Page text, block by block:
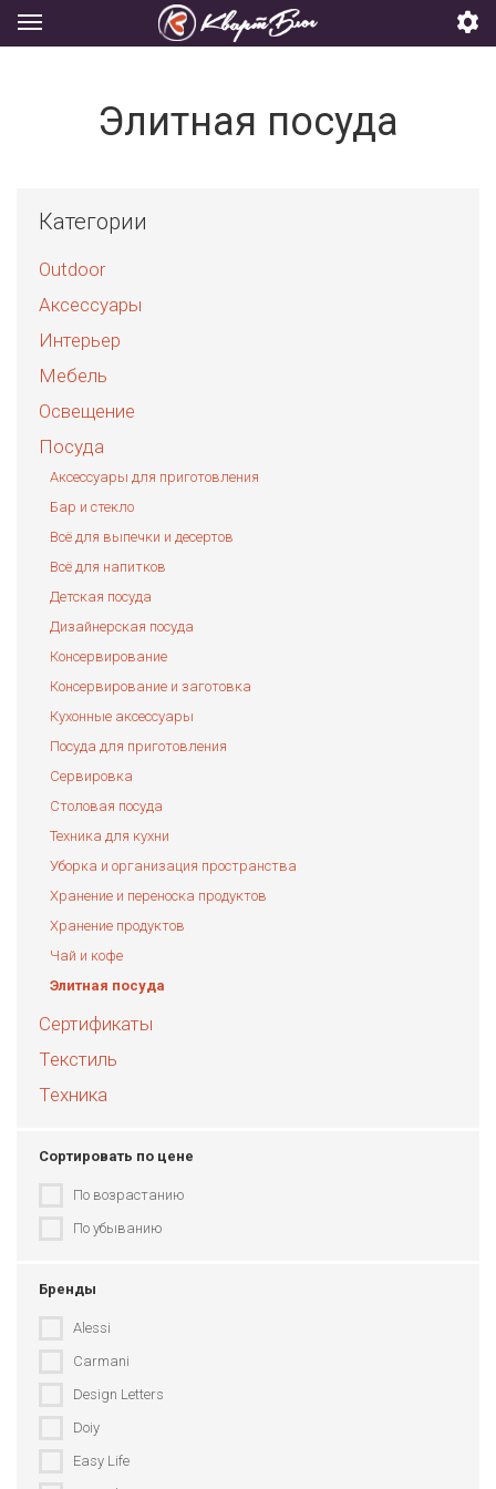
Элитная посуда
Категории
Outdoor
Аксессуары
Интерьер
Мебель
Освещение
Посуда
Аксессуары для приготовления
Бар и стекло
Всё для выпечки и десертов
Всё для напитков
Детская посуда
Дизайнерская посуда
Консервирование
Консервирование и заготовка
Кухонные аксессуары
Посуда для приготовления
Сервировка
Столовая посуда
Техника для кухни
Уборка и организация пространства
Хранение и переноска продуктов
Хранение продуктов
Чай и кофе
Элитная посуда
Сертификаты
Текстиль
Техника
Сортировать по цене
По возрастанию
По убыванию
Бренды
Alessi
Carmani
Design Letters
Doiy
Easy Life